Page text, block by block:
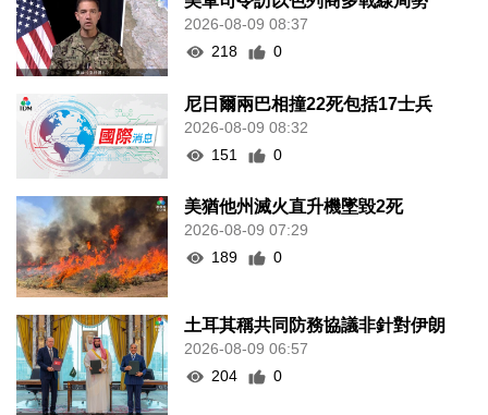
2026-08-09 08:37
218
0
尼日爾兩巴相撞22死包括17士兵
2026-08-09 08:32
151
0
美猶他州滅火直升機墜毀2死
2026-08-09 07:29
189
0
土耳其稱共同防務協議非針對伊朗
2026-08-09 06:57
204
0